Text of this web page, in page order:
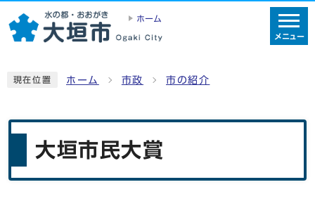
ホーム
メニュー
現在位置 ホーム 市政 市の紹介
大垣市民大賞